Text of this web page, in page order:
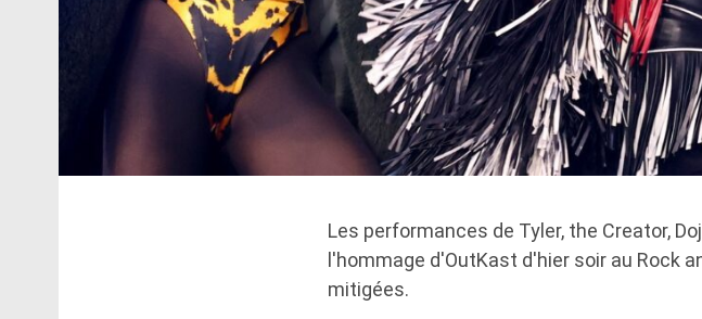
Les performances de Tyler, the Creator,
l'hommage d'OutKast d'hier soir au Rock
mitigées.